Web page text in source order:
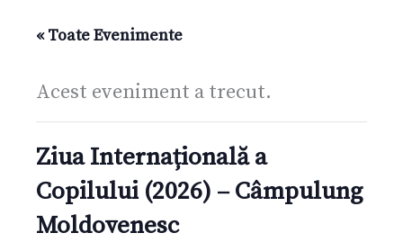
« Toate Evenimente
Acest eveniment a trecut.
Ziua Internațională a
Copilului (2026) – Câmpulung
Moldovenesc